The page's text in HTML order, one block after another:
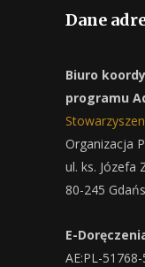
Dane
Biuro
programu
Organizacja
ul. ks. Józefa
80-245
E-
AE:PL-